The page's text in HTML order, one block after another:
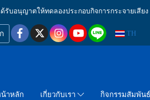
รับอนุญาตให้ทดลองประกอบกิจการกระจายเสี
TH
าหลัก เกี่ยวกับเรา กิจกรรมสัมพันธ์